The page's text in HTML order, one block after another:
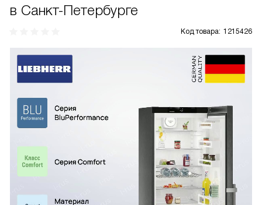
в Санкт-Петербурге
Код товара: 1215426